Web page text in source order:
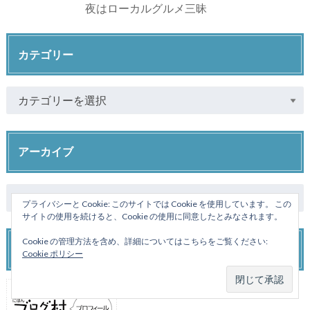
夜はローカルグルメ三昧
カテゴリー
アーカイブ
日本ブログ村
プライバシーと Cookie: このサイトでは Cookie を使用しています。 この
サイトの使用を続けると、Cookie の使用に同意したとみなされます。
Cookie の管理方法を含め、詳細についてはこちらをご覧ください:
Cookie ポリシー